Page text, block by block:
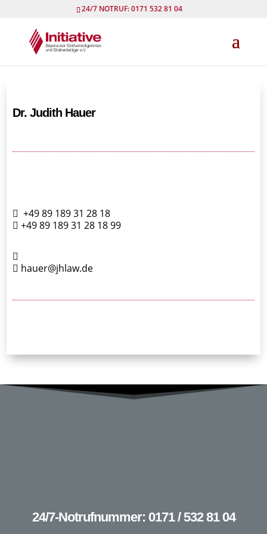
24/7 NOTRUF: 0171 532 81 04
Dr. Judith Hauer
+49 89 189 31 28 18
+49 89 189 31 28 18 99
hauer@jhlaw.de
24/7-Notrufnummer: 0171 / 532 81 04